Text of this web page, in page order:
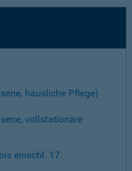
häusliche Pflege)
vollstationäre
einschl. 17.